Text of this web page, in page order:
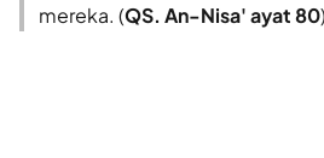
mereka. (QS. An-Nisa' ayat 80)